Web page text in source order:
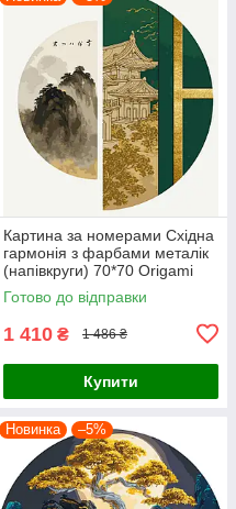
Картина за номерами Східна
гармонія з фарбами металік
(напівкруги) 70*70 Origami
(OSR1003)
Готово до відправки
1 410 ₴ 1 486 ₴
Купити
Новинка –5%